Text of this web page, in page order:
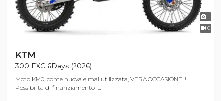
1
0
KTM
300 EXC 6Days (2026)
Moto KM0, come nuova e mai utilizzata, VERA OCCASIONE!!!
Possibilità di finanziamento i...